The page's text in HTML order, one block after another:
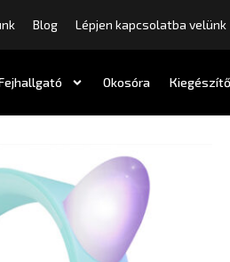
Blog Lépjen kapcsolatba velünk
Оkosóra